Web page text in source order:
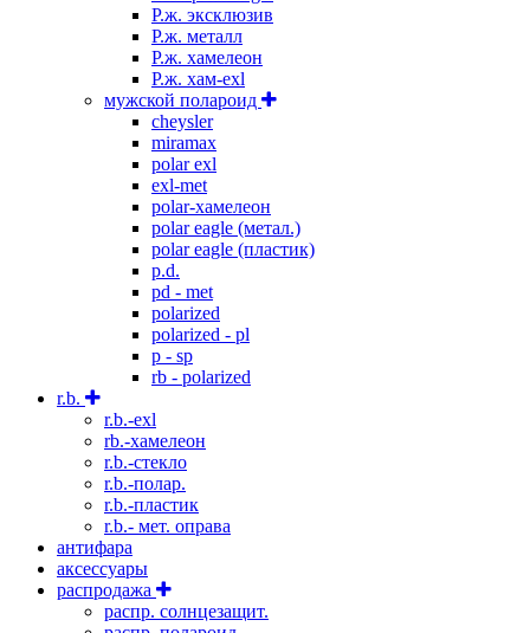
P.ж. эксклюзив
Р.ж. металл
P.ж. хамелеон
Р.ж. хам-exl
мужской полароид
cheysler
miramax
polar exl
exl-met
polar-хамелеон
polar eagle (метал.)
polar eagle (пластик)
p.d.
pd - met
polarized
polarized - pl
p - sp
rb - polarized
r.b.
r.b.-exl
rb.-хамелеон
r.b.-стекло
r.b.-полар.
r.b.-пластик
r.b.- мет. оправа
антифара
аксессуары
распродажа
распр. солнцезащит.